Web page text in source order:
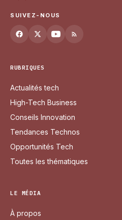
SUIVEZ-NOUS
RUBRIQUES
Actualités tech
High-Tech Business
Conseils Innovation
Tendances Technos
Opportunités Tech
Toutes les thématiques
LE MÉDIA
À propos